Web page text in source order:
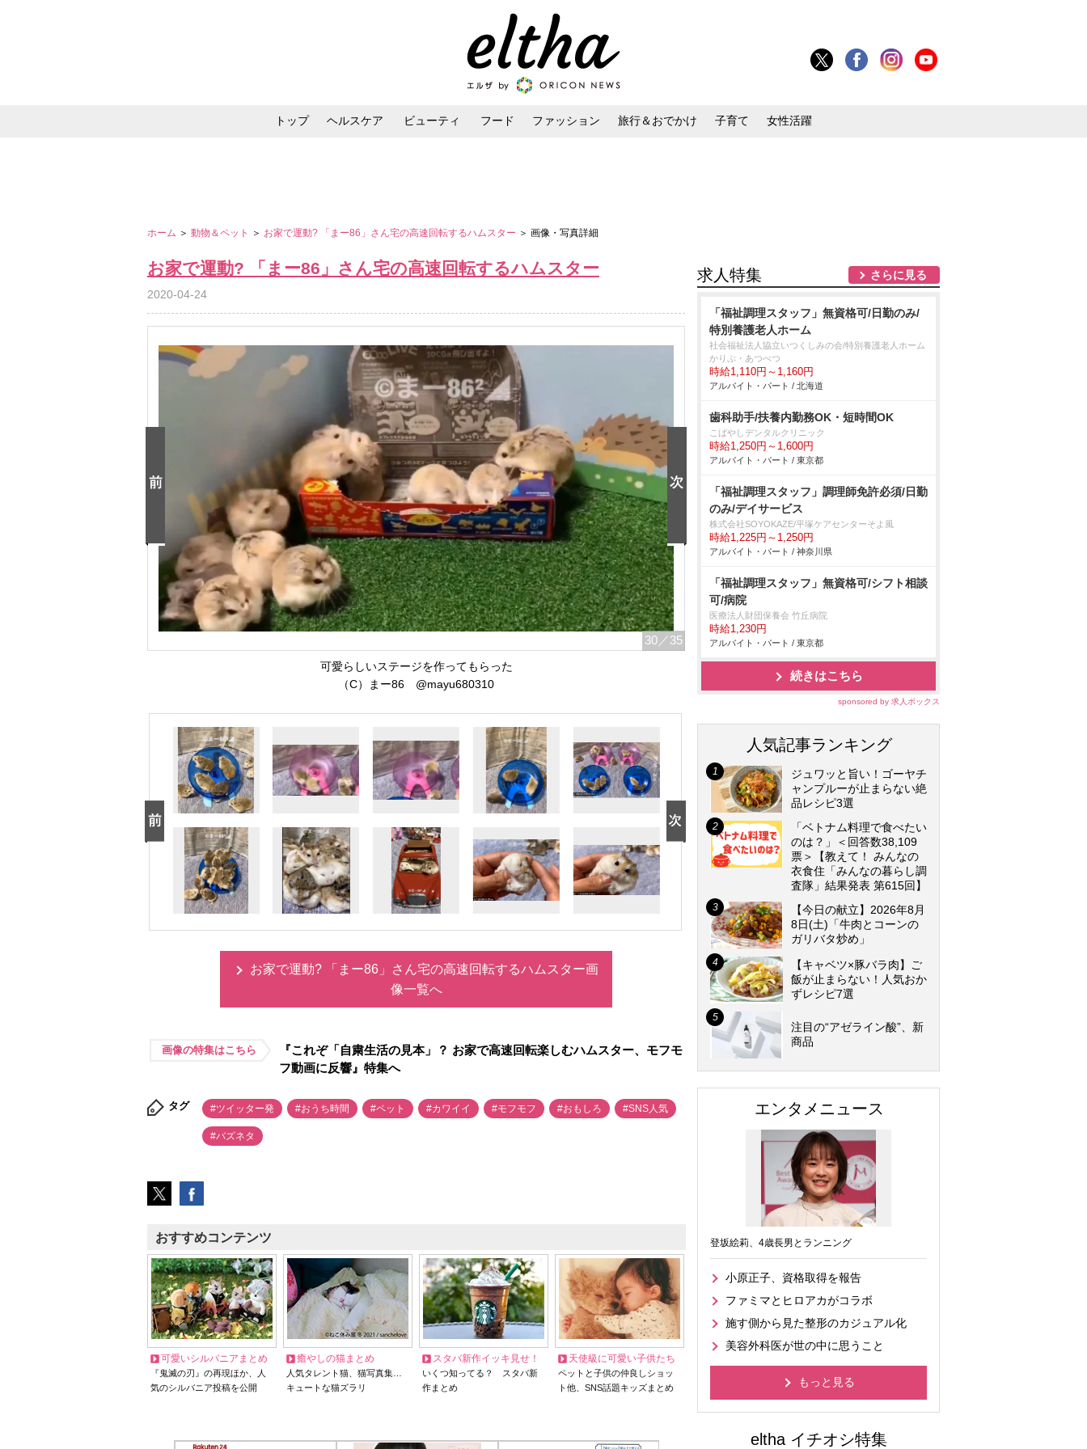
トップ ヘルスケア ビューティ フード ファッション 旅行＆おでかけ 子育て 女性活躍
ホーム ＞ 動物＆ペット ＞ お家で運動? 「まー86」さん宅の高速回転するハムスター ＞ 画像・写真詳細
お家で運動? 「まー86」さん宅の高速回転するハムスター
2020-04-24
30 ／35
可愛らしいステージを作ってもらった
（C）まー86 @mayu680310
お家で運動? 「まー86」さん宅の高速回転するハムスター画
像一覧へ
画像の特集はこちら
『これぞ「自粛生活の見本」？ お家で高速回転楽しむハムスター、モフモ
フ動画に反響』特集へ
タグ #ツイッター発 #おうち時間 #ペット #カワイイ #モフモフ #おもしろ #SNS人気
#バズネタ
おすすめコンテンツ
可愛いシルバニアまとめ
『鬼滅の刃』の再現ほか、人
気のシルバニア投稿を公開
癒やしの猫まとめ
人気タレント猫、猫写真集…
キュートな猫ズラリ
スタバ新作イッキ見せ！
いくつ知ってる？ スタバ新
作まとめ
天使級に可愛い子供たち
ペットと子供の仲良しショッ
ト他、SNS話題キッズまとめ
求人特集 さらに見る
「福祉調理スタッフ」無資格可/日勤のみ/
特別養護老人ホーム
社会福祉法人協立いつくしみの会/特別養護老人ホーム
かりぷ・あつべつ
時給1,110円～1,160円
アルバイト・パート / 北海道
歯科助手/扶養内勤務OK・短時間OK
こばやしデンタルクリニック
時給1,250円～1,600円
アルバイト・パート / 東京都
「福祉調理スタッフ」調理師免許必須/日勤
のみ/デイサービス
株式会社SOYOKAZE/平塚ケアセンターそよ風
時給1,225円～1,250円
アルバイト・パート / 神奈川県
「福祉調理スタッフ」無資格可/シフト相談
可/病院
医療法人財団保養会 竹丘病院
時給1,230円
アルバイト・パート / 東京都
続きはこちら
sponsored by 求人ボックス
人気記事ランキング
ジュワッと旨い！ゴーヤチ
ャンプルーが止まらない絶
品レシピ3選
「ベトナム料理で食べたい
のは？」＜回答数38,109
票＞【教えて！ みんなの
衣食住「みんなの暮らし調
査隊」結果発表 第615回】
【今日の献立】2026年8月
8日(土)「牛肉とコーンの
ガリバタ炒め」
【キャベツ×豚バラ肉】ご
飯が止まらない！人気おか
ずレシピ7選
注目の“アゼライン酸”、新
商品
エンタメニュース
登坂絵莉、4歳長男とランニング
小原正子、資格取得を報告
ファミマとヒロアカがコラボ
施す側から見た整形のカジュアル化
美容外科医が世の中に思うこと
もっと見る